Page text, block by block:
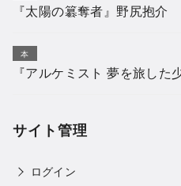
『太陽の簒奪者』野尻抱介
本
『アルケミスト 夢を旅した
サイト管理
ログイン